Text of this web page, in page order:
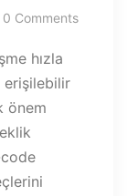
0 Comments
hızla
erişilebilir
önem